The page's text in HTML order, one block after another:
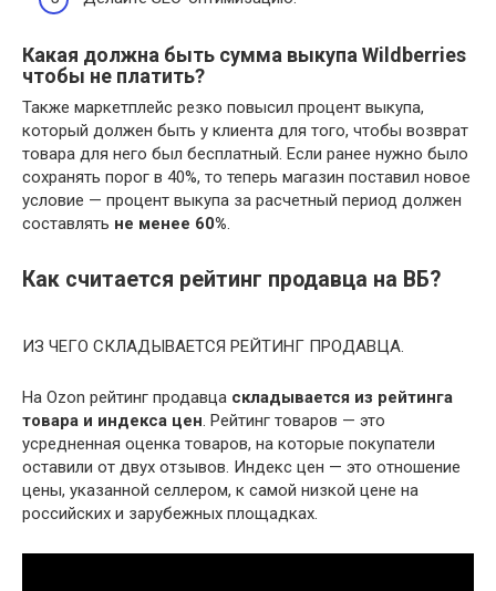
Какая должна быть сумма выкупа Wildberries
чтобы не платить?
Также маркетплейс резко повысил процент выкупа,
который должен быть у клиента для того, чтобы возврат
товара для него был бесплатный. Если ранее нужно было
сохранять порог в 40%, то теперь магазин поставил новое
условие — процент выкупа за расчетный период должен
составлять не менее 60%.
Как считается рейтинг продавца на ВБ?
ИЗ ЧЕГО СКЛАДЫВАЕТСЯ РЕЙТИНГ ПРОДАВЦА.
На Ozon рейтинг продавца складывается из рейтинга
товара и индекса цен. Рейтинг товаров — это
усредненная оценка товаров, на которые покупатели
оставили от двух отзывов. Индекс цен — это отношение
цены, указанной селлером, к самой низкой цене на
российских и зарубежных площадках.